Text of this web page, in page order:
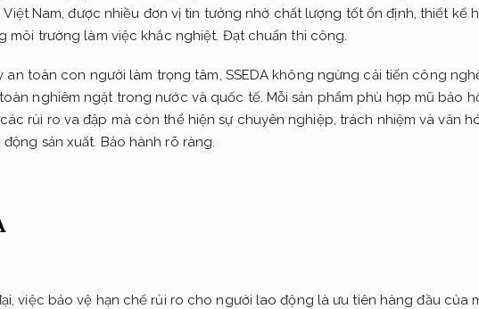
Nam, được nhiều đơn vị tin tưởng nhờ chất lượng tốt ổn định, thiết kế
môi trường làm việc khắc nghiệt. Đạt chuẩn thi công.
toàn con người làm trọng tâm, SSEDA không ngừng cải tiến công
nghiêm ngặt trong nước và quốc tế. Mỗi sản phẩm phù hợp mũ bảo
rủi ro va đập mà còn thể hiện sự chuyên nghiệp, trách nhiệm và văn
sản xuất. Bảo hành rõ ràng.
việc bảo vệ hạn chế rủi ro cho người lao động là ưu tiên hàng đầu của